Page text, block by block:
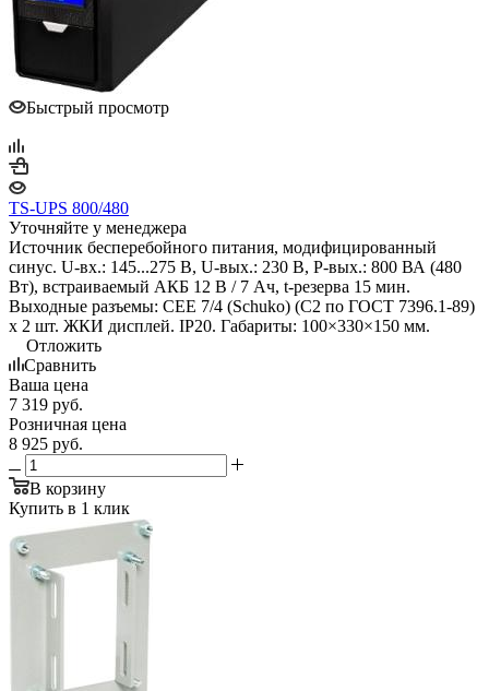
Быстрый просмотр
TS-UPS 800/480
Уточняйте у менеджера
Источник бесперебойного питания, модифицированный
синус. U-вх.: 145...275 В, U-вых.: 230 В, P-вых.: 800 ВА (480
Вт), встраиваемый АКБ 12 В / 7 Ач, t-резерва 15 мин.
Выходные разъемы: CEE 7/4 (Schuko) (С2 по ГОСТ 7396.1-89)
х 2 шт. ЖКИ дисплей. IP20. Габариты: 100×330×150 мм.
Отложить
Сравнить
Ваша цена
7 319 руб.
Розничная цена
8 925 руб.
В корзину
Купить в 1 клик